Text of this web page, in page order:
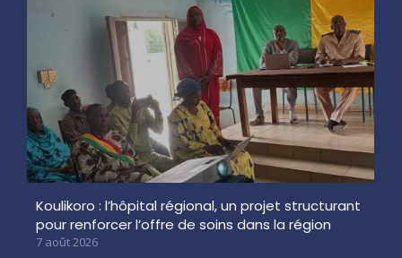
Koulikoro : l’hôpital régional, un projet structurant
pour renforcer l’offre de soins dans la région
7 août 2026